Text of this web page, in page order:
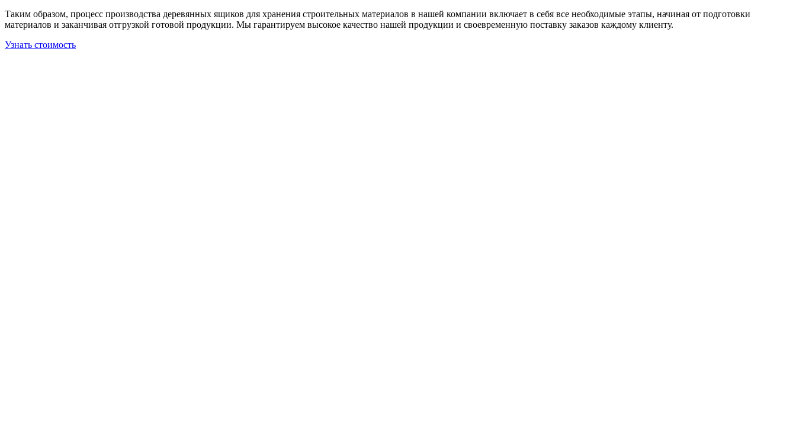
Таким образом, процесс производства деревянных ящиков для хранения строительных материалов в нашей компании включает в себя все необходимые этапы, начиная от подготовки
материалов и заканчивая отгрузкой готовой продукции. Мы гарантируем высокое качество нашей продукции и своевременную поставку заказов каждому клиенту.
Узнать стоимость